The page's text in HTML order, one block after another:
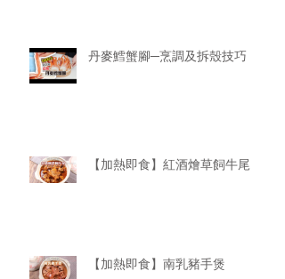
丹麥鱈蟹腳─烹調及拆殼技巧
【加熱即食】紅酒燴草飼牛尾
【加熱即食】南乳豬手煲